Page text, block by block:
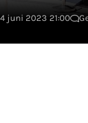
juni 2023 21:00